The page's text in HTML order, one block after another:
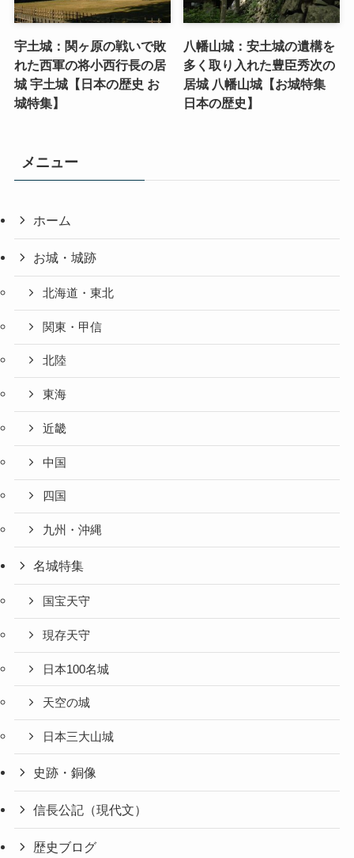
宇土城：関ヶ原の戦いで敗
れた西軍の将小西行長の居
城 宇土城【日本の歴史 お
城特集】
八幡山城：安土城の遺構を
多く取り入れた豊臣秀次の
居城 八幡山城【お城特集
日本の歴史】
メニュー
ホーム
お城・城跡
北海道・東北
関東・甲信
北陸
東海
近畿
中国
四国
九州・沖縄
名城特集
国宝天守
現存天守
日本100名城
天空の城
日本三大山城
史跡・銅像
信長公記（現代文）
歴史ブログ